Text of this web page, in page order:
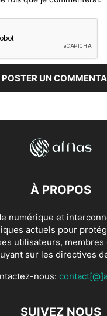
À PROPOS
numérique et
actuels pour
utilisateurs, membres
sur les directives
nous:
SUIVEZ NOUS